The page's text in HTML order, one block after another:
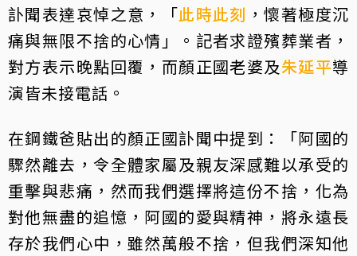
訃聞表達哀悼之意，「此時此刻 ，懷著極度沉
痛與無限不捨的心情」。記者求證殯葬業者，
對方表示晚點回覆，而顏正國老婆及朱延平導
演皆未接電話。
在鋼鐵爸貼出的顏正國訃聞中提到：「阿國的
驟然離去，令全體家屬及親友深感難以承受的
重擊與悲痛，然而我們選擇將這份不捨，化為
對他無盡的追憶，阿國的愛與精神，將永遠長
存於我們心中，雖然萬般不捨，但我們深知他